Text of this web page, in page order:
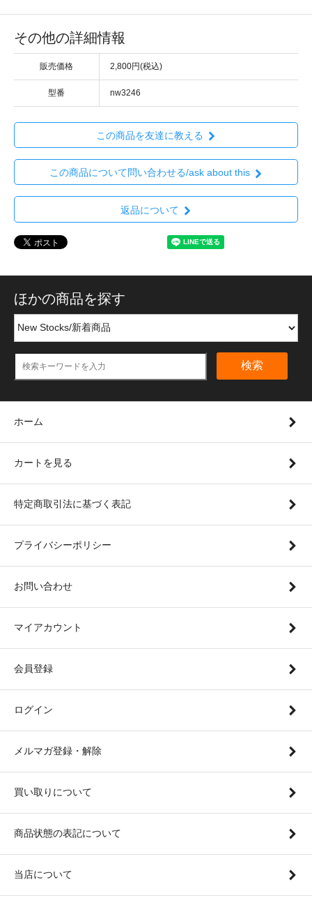
その他の詳細情報
販売価格 2,800円(税込)
型番 nw3246
この商品を友達に教える
この商品について問い合わせる/ask about this
返品について
ほかの商品を探す
検索
ホーム
カートを見る
特定商取引法に基づく表記
プライバシーポリシー
お問い合わせ
マイアカウント
会員登録
ログイン
メルマガ登録・解除
買い取りについて
商品状態の表記について
当店について